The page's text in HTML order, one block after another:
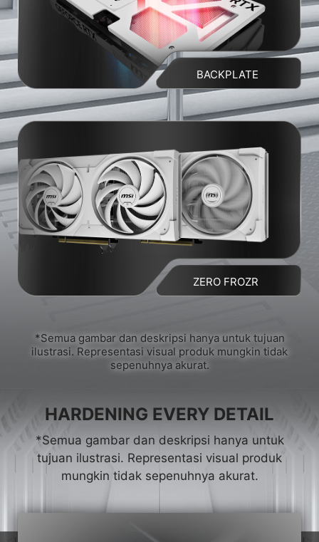
BACKPLATE
ZERO FROZR
*Semua gambar dan deskripsi hanya untuk tujuan
ilustrasi. Representasi visual produk mungkin tidak
sepenuhnya akurat.
HARDENING EVERY DETAIL
*Semua gambar dan deskripsi hanya untuk
tujuan ilustrasi. Representasi visual produk
mungkin tidak sepenuhnya akurat.